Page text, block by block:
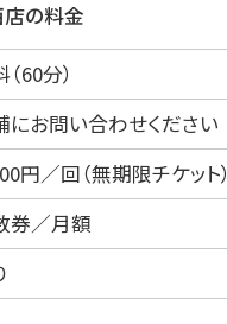
店の料金
60分）
にお問い合わせください
円／回（無期限チケット）
券／月額